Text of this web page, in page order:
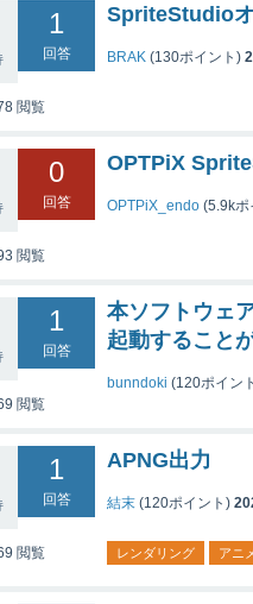
1
回答
閲覧
SpriteStudio
BRAK (130ポイント)
0
回答
閲覧
OPTPiX
OPTPiX_endo (5.9kポ
1
回答
閲覧
本ソフトウェ
起動すること
bunndoki (120ポイン
1
回答
閲覧
APNG出力
結末 (120ポイント)
レンダリング アニ